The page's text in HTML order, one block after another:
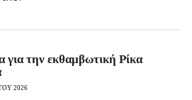
για την εκθαμβωτική Ρίκα
2026